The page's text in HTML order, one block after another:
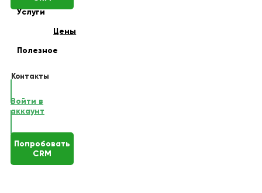
Услуги
Цены
Полезное
Контакты
Войти в
аккаунт
Попробовать
CRM